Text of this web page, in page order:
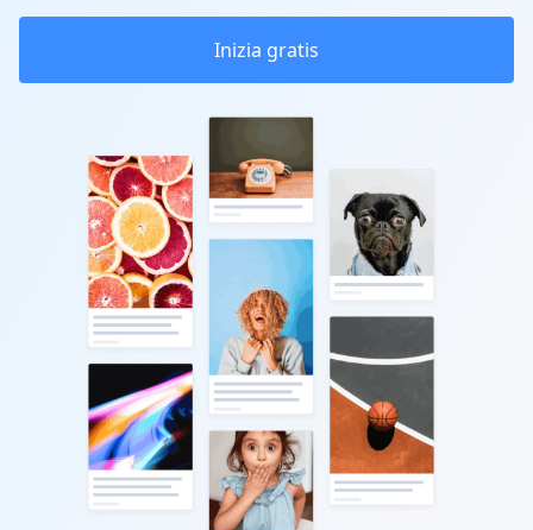
Inizia gratis